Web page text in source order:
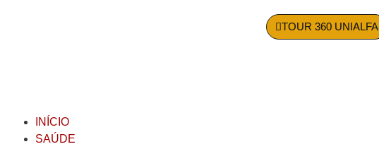
TOUR 360 UNIALFA
INÍCIO
SAÚDE